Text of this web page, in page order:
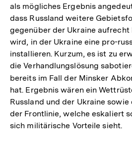
als mögliches Ergebnis
dass Russland weitere
gegenüber der Ukraine aufrecht
wird, in der Ukraine eine pro-
installieren. Kurzum, es ist zu
die Verhandlungslösung
bereits im Fall der Minsker
hat. Ergebnis wären ein
Russland und der Ukraine
der Frontlinie, welche eskaliert
sich militärische Vorteile sieht.